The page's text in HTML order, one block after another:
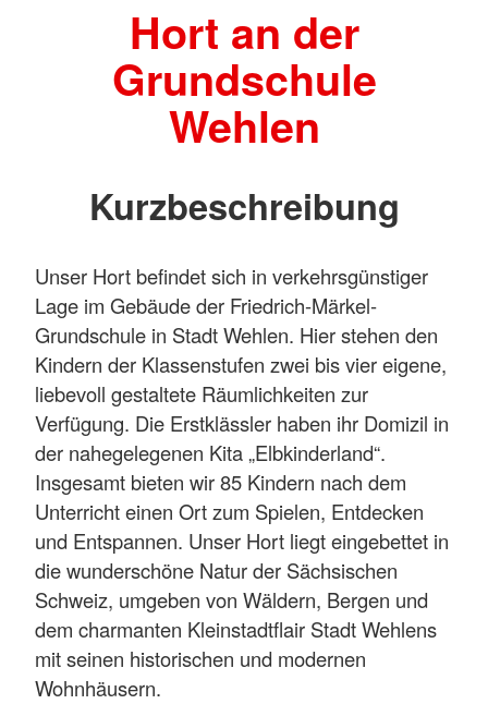
Hort an der
Grundschule
Wehlen
Kurzbeschreibung
Unser Hort befindet sich in verkehrsgünstiger
Lage im Gebäude der Friedrich-Märkel-
Grundschule in Stadt Wehlen. Hier stehen den
Kindern der Klassenstufen zwei bis vier eigene,
liebevoll gestaltete Räumlichkeiten zur
Verfügung. Die Erstklässler haben ihr Domizil in
der nahegelegenen Kita „Elbkinderland“.
Insgesamt bieten wir 85 Kindern nach dem
Unterricht einen Ort zum Spielen, Entdecken
und Entspannen. Unser Hort liegt eingebettet in
die wunderschöne Natur der Sächsischen
Schweiz, umgeben von Wäldern, Bergen und
dem charmanten Kleinstadtflair Stadt Wehlens
mit seinen historischen und modernen
Wohnhäusern.